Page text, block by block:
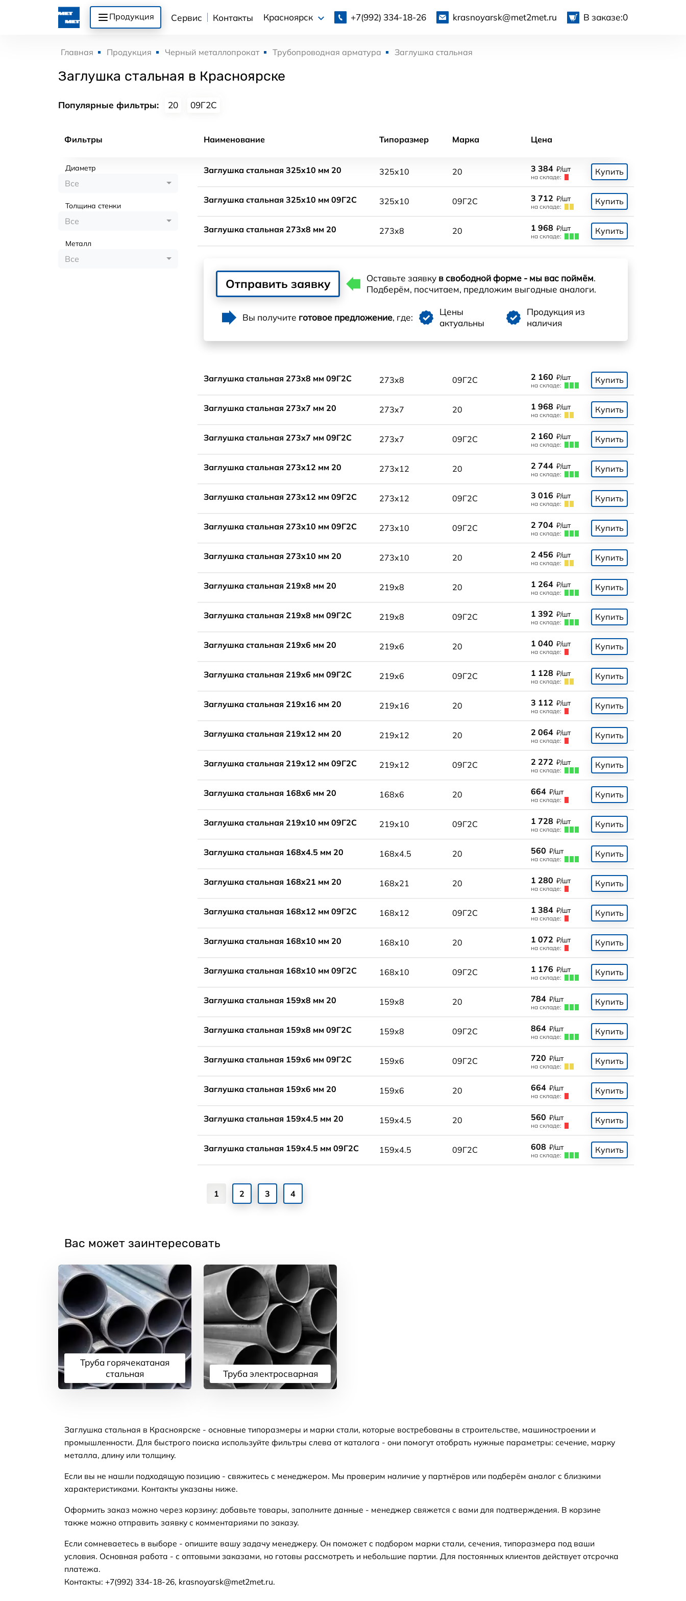
Продукция Сервис Контакты Красноярск +7(992) 334-18-26 krasnoyarsk@met2met.ru В заказе:0
Главная Продукция Черный металлопрокат Трубопроводная арматура Заглушка стальная
Заглушка стальная в Красноярске
Популярные фильтры: 20 09Г2С
Фильтры Наименование Типоразмер Марка Цена
Диаметр
Все
Толщина стенки
Все
Металл
Все
Заглушка стальная 325x10 мм 20 325x10 20 3 384 ₽/шт
на складе:
Купить
Заглушка стальная 325x10 мм 09Г2С 325x10 09Г2С 3 712 ₽/шт
на складе:
Купить
Заглушка стальная 273x8 мм 20 273x8 20 1 968 ₽/шт
на складе:
Купить
Отправить заявку Оставьте заявку в свободной форме - мы вас поймём.
Подберём, посчитаем, предложим выгодные аналоги.
Вы получите готовое предложение, где:
Цены
актуальны
Продукция из
наличия
Заглушка стальная 273x8 мм 09Г2С 273x8 09Г2С 2 160 ₽/шт
на складе:
Купить
Заглушка стальная 273x7 мм 20 273x7 20 1 968 ₽/шт
на складе:
Купить
Заглушка стальная 273x7 мм 09Г2С 273x7 09Г2С 2 160 ₽/шт
на складе:
Купить
Заглушка стальная 273x12 мм 20 273x12 20 2 744 ₽/шт
на складе:
Купить
Заглушка стальная 273x12 мм 09Г2С 273x12 09Г2С 3 016 ₽/шт
на складе:
Купить
Заглушка стальная 273x10 мм 09Г2С 273x10 09Г2С 2 704 ₽/шт
на складе:
Купить
Заглушка стальная 273x10 мм 20 273x10 20 2 456 ₽/шт
на складе:
Купить
Заглушка стальная 219x8 мм 20 219x8 20 1 264 ₽/шт
на складе:
Купить
Заглушка стальная 219x8 мм 09Г2С 219x8 09Г2С 1 392 ₽/шт
на складе:
Купить
Заглушка стальная 219x6 мм 20 219x6 20 1 040 ₽/шт
на складе:
Купить
Заглушка стальная 219x6 мм 09Г2С 219x6 09Г2С 1 128 ₽/шт
на складе:
Купить
Заглушка стальная 219x16 мм 20 219x16 20 3 112 ₽/шт
на складе:
Купить
Заглушка стальная 219x12 мм 20 219x12 20 2 064 ₽/шт
на складе:
Купить
Заглушка стальная 219x12 мм 09Г2С 219x12 09Г2С 2 272 ₽/шт
на складе:
Купить
Заглушка стальная 168x6 мм 20 168x6 20 664 ₽/шт
на складе:
Купить
Заглушка стальная 219x10 мм 09Г2С 219x10 09Г2С 1 728 ₽/шт
на складе:
Купить
Заглушка стальная 168x4.5 мм 20 168x4.5 20 560 ₽/шт
на складе:
Купить
Заглушка стальная 168x21 мм 20 168x21 20 1 280 ₽/шт
на складе:
Купить
Заглушка стальная 168x12 мм 09Г2С 168x12 09Г2С 1 384 ₽/шт
на складе:
Купить
Заглушка стальная 168x10 мм 20 168x10 20 1 072 ₽/шт
на складе:
Купить
Заглушка стальная 168x10 мм 09Г2С 168x10 09Г2С 1 176 ₽/шт
на складе:
Купить
Заглушка стальная 159x8 мм 20 159x8 20 784 ₽/шт
на складе:
Купить
Заглушка стальная 159x8 мм 09Г2С 159x8 09Г2С 864 ₽/шт
на складе:
Купить
Заглушка стальная 159x6 мм 09Г2С 159x6 09Г2С 720 ₽/шт
на складе:
Купить
Заглушка стальная 159x6 мм 20 159x6 20 664 ₽/шт
на складе:
Купить
Заглушка стальная 159x4.5 мм 20 159x4.5 20 560 ₽/шт
на складе:
Купить
Заглушка стальная 159x4.5 мм 09Г2С 159x4.5 09Г2С 608 ₽/шт
на складе:
Купить
1 2 3 4
Вас может заинтересовать
Труба горячекатаная
стальная
Подробнее
Труба электросварная
Подробнее
Заглушка стальная в Красноярске - основные типоразмеры и марки стали, которые востребованы в строительстве, машиностроении и
промышленности. Для быстрого поиска используйте фильтры слева от каталога - они помогут отобрать нужные параметры: сечение, марку
металла, длину или толщину.
Если вы не нашли подходящую позицию - свяжитесь с менеджером. Мы проверим наличие у партнёров или подберём аналог с близкими
характеристиками. Контакты указаны ниже.
Оформить заказ можно через корзину: добавьте товары, заполните данные - менеджер свяжется с вами для подтверждения. В корзине
также можно отправить заявку с комментариями по заказу.
Если сомневаетесь в выборе - опишите вашу задачу менеджеру. Он поможет с подбором марки стали, сечения, типоразмера под ваши
условия. Основная работа - с оптовыми заказами, но готовы рассмотреть и небольшие партии. Для постоянных клиентов действует отсрочка
платежа.
Контакты: +7(992) 334-18-26, krasnoyarsk@met2met.ru.